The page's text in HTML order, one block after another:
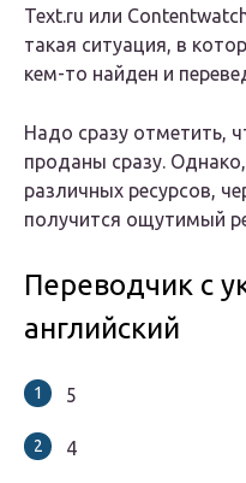
Text.ru или
такая ситуация, в
кем-то найден и
Надо сразу отметить,
проданы сразу.
различных ресурсов,
получится ощутимый
Переводчик с
английский
5
4